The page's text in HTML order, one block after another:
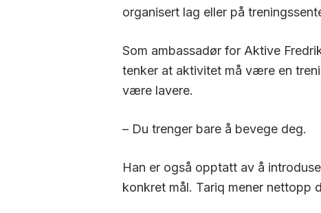
organisert lag eller på
Som ambassadør for Aktive
tenker at aktivitet må være en
være lavere.
– Du trenger bare å bevege deg.
Han er også opptatt av å
konkret mål. Tariq mener nettopp